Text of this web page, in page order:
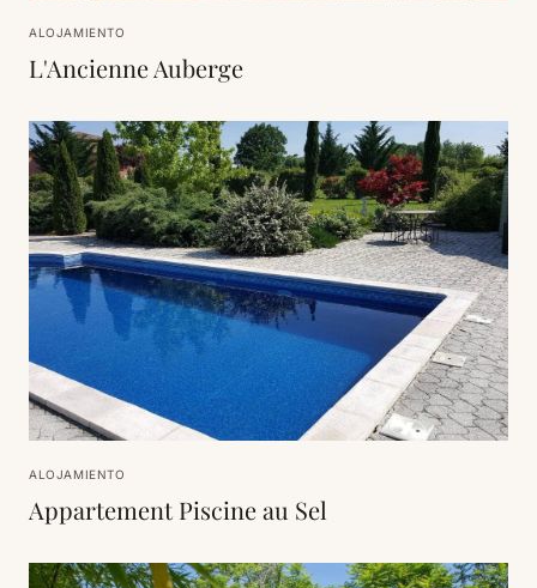
ALOJAMIENTO
L'Ancienne Auberge
ALOJAMIENTO
Appartement Piscine au Sel